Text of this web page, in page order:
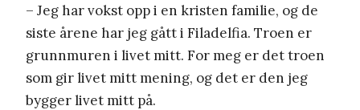
– Jeg har vokst opp i en kristen familie, og de
siste årene har jeg gått i Filadelfia. Troen er
grunnmuren i livet mitt. For meg er det troen
som gir livet mitt mening, og det er den jeg
bygger livet mitt på.